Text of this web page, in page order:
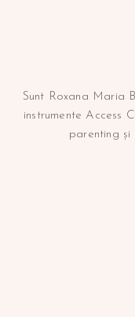
Sunt Roxana Maria
instrumente Access
parenting și